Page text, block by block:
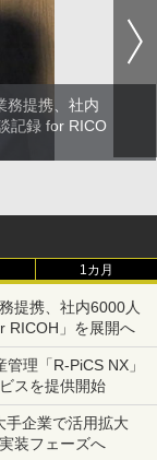
務提携、社内
記録 for RICO
1カ月
提携、社内6000人
RICOH」を展開へ
理「R-PiCS NX」
スを提供開始
手企業で活用拡大
装フェーズへ